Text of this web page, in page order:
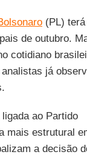
(PL) terá
de outubro.
cotidiano
já
ligada ao Partido
mais estrutural
a decisão